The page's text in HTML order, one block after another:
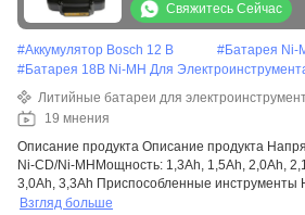
Свяжитесь Сейчас
#Аккумулятор Bosch 12 В #Батарея Ni-
#Батарея 18В Ni-MH Для
Литийные батареи для
19 мнения
Описание продукта Описание продукта
Ni-CD/Ni-MHМощность: 1,3Ah, 1,5Ah, 2,0Ah,
3,0Ah, 3,3Ah Приспособленные инструменты
Взгляд больше